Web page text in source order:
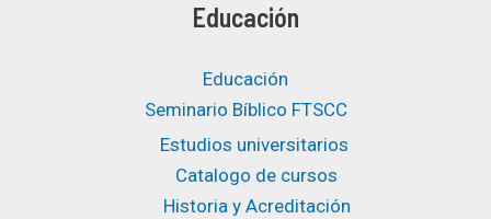
Educación
Educación
Seminario Bíblico FTSCC
Estudios universitarios ​
Catalogo de cursos
Historia y Acreditación